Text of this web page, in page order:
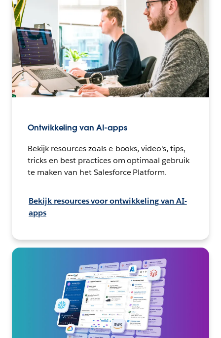
Ontwikkeling van AI-apps
Bekijk resources zoals e-books, video's, tips,
tricks en best practices om optimaal gebruik
te maken van het Salesforce Platform.
Bekijk resources voor ontwikkeling van AI-
apps